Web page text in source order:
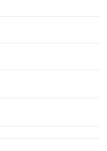
のための「7つの提言」
日：2015年04月27日（月）
！」 3組4名の受
がたくさん飛び出し